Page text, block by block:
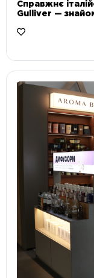
Справжнє
Gulliver —